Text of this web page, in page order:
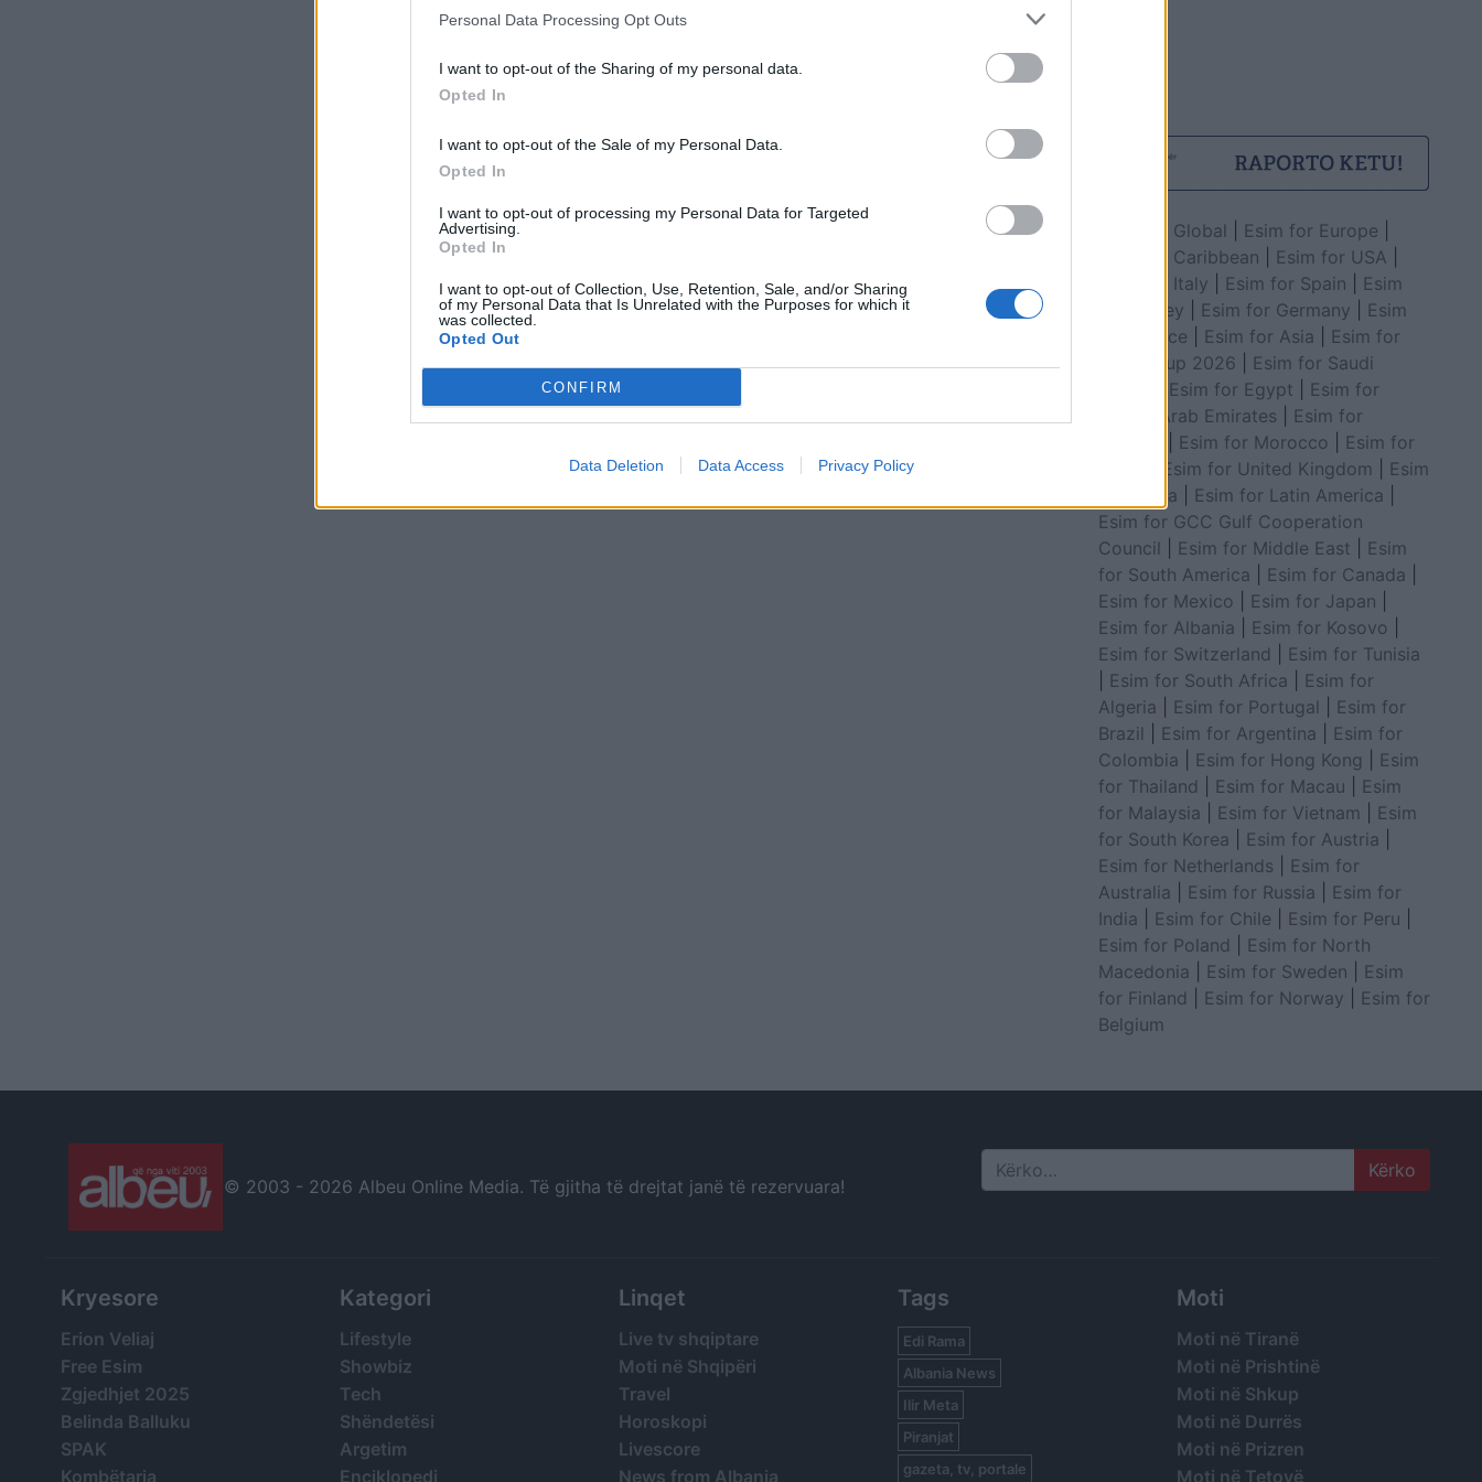
Personal Data Processing Opt Outs
I want to opt-out of the Sharing of my personal data.
Opted In
I want to opt-out of the Sale of my Personal Data.
Opted In
I want to opt-out of processing my Personal Data for Targeted
Advertising.
Opted In
I want to opt-out of Collection, Use, Retention, Sale, and/or Sharing
of my Personal Data that Is Unrelated with the Purposes for which it
was collected.
Opted Out
CONFIRM
Data Deletion Data Access Privacy Policy
Esim for Global Esim for Europe
Esim for Caribbean
Esim for USA
Esim for Italy
Esim for Spain
Esim
for Turkey
Esim for Germany
Esim
for Greece
Esim for Asia
Esim for
World Cup 2026
Esim for Saudi
Esim for Egypt
Esim for
United Arab Emirates
Esim for
Esim for Morocco
Esim for
Esim for United Kingdom
Esim
for Africa
Esim for Latin America
Esim for GCC Gulf Cooperation
Council
Esim for Middle East
Esim
for South America
Esim for Canada
Esim for Mexico
Esim for Japan
Esim for Albania
Esim for Kosovo
Esim for Switzerland
Esim for Tunisia
Esim for South Africa
Esim for
Algeria
Esim for Portugal
Esim for
Brazil
Esim for Argentina
Esim for
Colombia
Esim for Hong Kong
Esim
for Thailand
Esim for Macau
Esim
for Malaysia
Esim for Vietnam
Esim
for South Korea
Esim for Austria
Esim for Netherlands
Esim for
Australia
Esim for Russia
Esim for
India
Esim for Chile Esim for Peru
Esim for Poland
Esim for North
Macedonia
Esim for Sweden
Esim
for Finland
Esim for Norway
Esim for
Belgium
© 2003 - 2026 Albeu Online Media. Të gjitha të drejtat janë të rezervuara! Search
Kryesore
Erion Veliaj
Free Esim
Zgjedhjet 2025
Belinda Balluku
SPAK
Kombëtarja
Kategori
Lifestyle
Showbiz
Tech
Shëndetësi
Argetim
Enciklopedi
Linqet
Live tv shqiptare
Moti në Shqipëri
Travel
Horoskopi
Livescore
News from Albania
Tags
Edi Rama
Albania News
Ilir Meta
Piranjat
gazeta, tv, portale
Moti
Moti në Tiranë
Moti në Prishtinë
Moti në Shkup
Moti në Durrës
Moti në Prizren
Moti në Tetovë